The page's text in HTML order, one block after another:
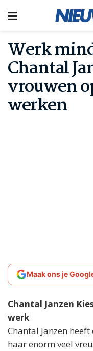
Werk
Chantal
vrouwen
werken
Maak ons je
Chantal Janzen
werk
Chantal Janzen
haar enorm veel